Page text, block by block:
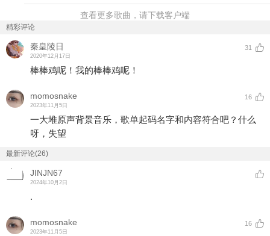
查看更多歌曲，请下载客户端
精彩评论
秦皇陵日
2020年12月17日
31
棒棒鸡呢！我的棒棒鸡呢！
momosnake
2023年11月5日
16
一大堆原声背景音乐，歌单起码名字和内容符合吧？什么
呀，失望
最新评论(26)
JINJN67
2024年10月2日
.
momosnake
2023年11月5日
16